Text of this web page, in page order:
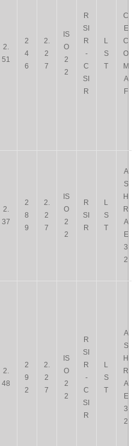
2.
51
2
4
6
2.
2
7
IS
O
2
2
R
SI
R
-
C
SI
R
L
S
T
C
E
C
O
M
A
F
2.
37
2
8
9
2.
2
7
IS
O
2
2
R
SI
R
L
S
T
A
S
H
R
A
E
3
2
2.
48
2
9
2
2.
2
7
IS
O
2
2
R
SI
R
-
C
SI
R
L
S
T
A
S
H
R
A
E
3
2